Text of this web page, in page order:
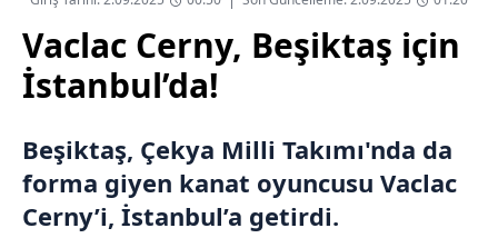
Vaclac Cerny, Beşiktaş için
İstanbul’da!
Beşiktaş, Çekya Milli Takımı'nda da
forma giyen kanat oyuncusu Vaclac
Cerny’i, İstanbul’a getirdi.